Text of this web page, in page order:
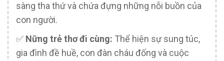
sàng tha thứ và chứa đựng những nỗi buồn của
con người.
✅️ Nững trẻ thơ đi cùng: Thể hiện sự sung túc,
gia đình đề huề, con đàn cháu đống và cuộc